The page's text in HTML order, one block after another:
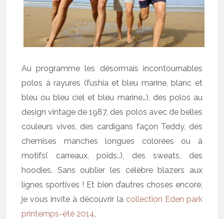
Au programme les désormais incontournables
polos à rayures (fushia et bleu marine, blanc et
bleu ou bleu ciel et bleu marine…), des polos au
design vintage de 1987, des polos avec de belles
couleurs vives, des cardigans façon Teddy, des
chemises manches longues colorées ou à
motifs( carreaux, poids..), des sweats, des
hoodies. Sans oublier les célèbre blazers aux
lignes sportives ! Et bien d’autres choses encore,
je vous invite à découvrir la collection Eden park
printemps-été 2014